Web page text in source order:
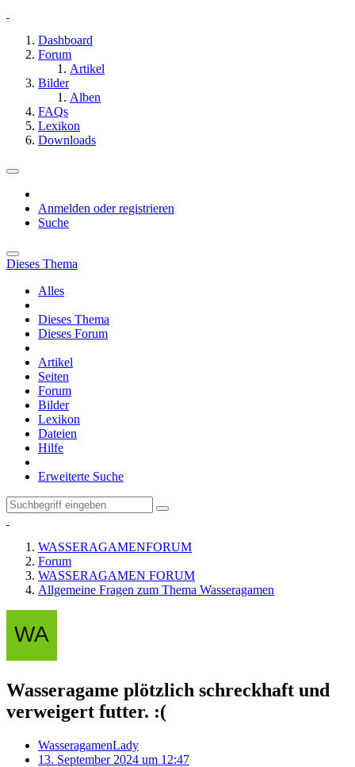
Dashboard
Forum
Artikel
Bilder
Alben
FAQs
Lexikon
Downloads
Anmelden oder registrieren
Suche
Dieses Thema
Alles
Dieses Thema
Dieses Forum
Artikel
Seiten
Forum
Bilder
Lexikon
Dateien
Hilfe
Erweiterte Suche
WASSERAGAMENFORUM
Forum
WASSERAGAMEN FORUM
Allgemeine Fragen zum Thema Wasseragamen
Wasseragame plötzlich schreckhaft und
verweigert futter. :(
WasseragamenLady
13. September 2024 um 12:47